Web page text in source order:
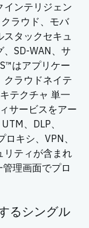
インテリジェン
ラウド、モバ
スタックセキュ
SD-WAN、サ
はアプリケー
クラウドネイテ
テクチャ 単一
サービスをアー
、DLP、
キシ、VPN、
リティが含まれ
理画面でプロ
るシングル